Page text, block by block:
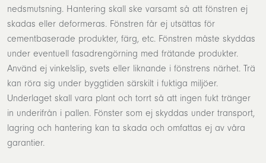
nedsmutsning. Hantering skall ske varsamt så att fönstren ej
skadas eller deformeras. Fönstren får ej utsättas för
cementbaserade produkter, färg, etc. Fönstren måste skyddas
under eventuell fasadrengörning med frätande produkter.
Använd ej vinkelslip, svets eller liknande i fönstrens närhet. Trä
kan röra sig under byggtiden särskilt i fuktiga miljöer.
Underlaget skall vara plant och torrt så att ingen fukt tränger
in underifrån i pallen. Fönster som ej skyddas under transport,
lagring och hantering kan ta skada och omfattas ej av våra
garantier.